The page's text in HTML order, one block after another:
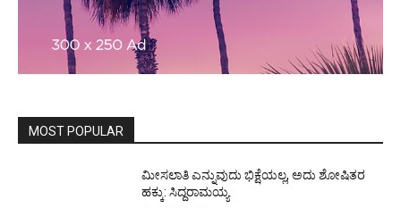
MOST POPULAR
ಮೀಸಲಾತಿ ಎನ್ನುವುದು ಭಿಕ್ಷೆಯಲ್ಲ, ಅದು ಶೋಷಿತರ
ಹಕ್ಕು: ಸಿದ್ದರಾಮಯ್ಯ